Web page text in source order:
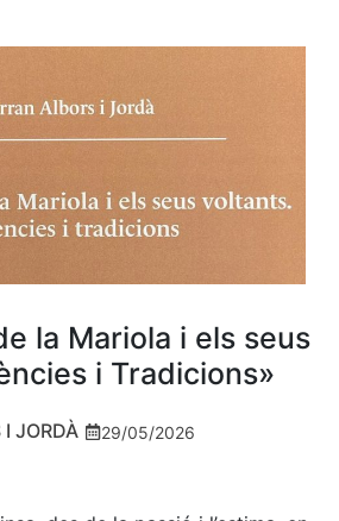
la Mariola i els seus
i Tradicions»
I JORDÀ 29/05/2026